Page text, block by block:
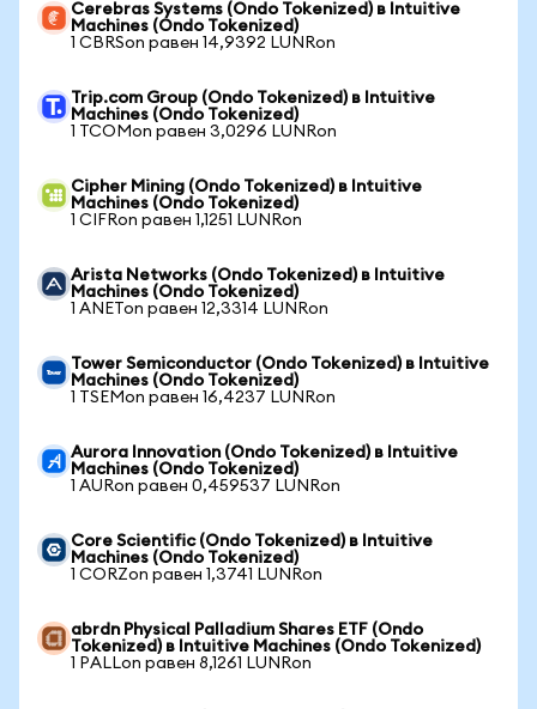
Cerebras Systems (Ondo Tokenized) в Intuitive
Machines (Ondo Tokenized)
1 CBRSon равен 14,9392 LUNRon
Trip.com Group (Ondo Tokenized) в Intuitive
Machines (Ondo Tokenized)
1 TCOMon равен 3,0296 LUNRon
Cipher Mining (Ondo Tokenized) в Intuitive
Machines (Ondo Tokenized)
1 CIFRon равен 1,1251 LUNRon
Arista Networks (Ondo Tokenized) в Intuitive
Machines (Ondo Tokenized)
1 ANETon равен 12,3314 LUNRon
Tower Semiconductor (Ondo Tokenized) в Intuitive
Machines (Ondo Tokenized)
1 TSEMon равен 16,4237 LUNRon
Aurora Innovation (Ondo Tokenized) в Intuitive
Machines (Ondo Tokenized)
1 AURon равен 0,459537 LUNRon
Core Scientific (Ondo Tokenized) в Intuitive
Machines (Ondo Tokenized)
1 CORZon равен 1,3741 LUNRon
abrdn Physical Palladium Shares ETF (Ondo
Tokenized) в Intuitive Machines (Ondo Tokenized)
1 PALLon равен 8,1261 LUNRon